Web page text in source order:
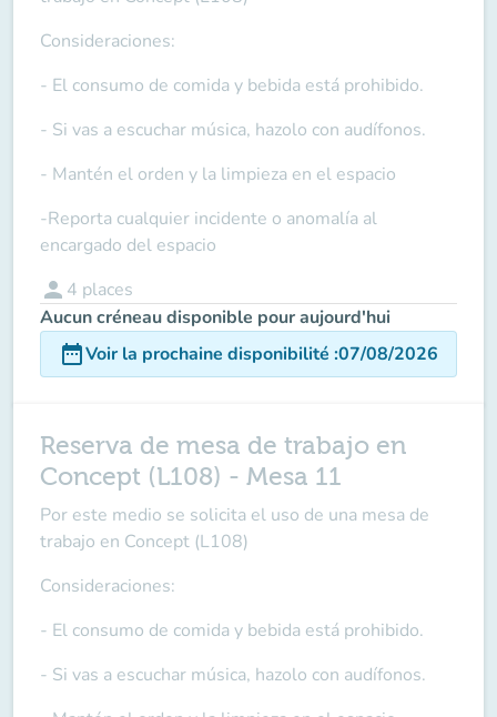
Consideraciones:
- El consumo de comida y bebida está prohibido.
- Si vas a escuchar música, hazolo con audífonos.
- Mantén el orden y la limpieza en el espacio
-Reporta cualquier incidente o anomalía al
encargado del espacio
person 4 places
Aucun créneau disponible pour aujourd'hui
date_rangeVoir la prochaine disponibilité :07/08/2026
Reserva de mesa de trabajo en
Concept (L108) - Mesa 11
Por este medio se solicita el uso de una mesa de
trabajo en Concept (L108)
Consideraciones:
- El consumo de comida y bebida está prohibido.
- Si vas a escuchar música, hazolo con audífonos.